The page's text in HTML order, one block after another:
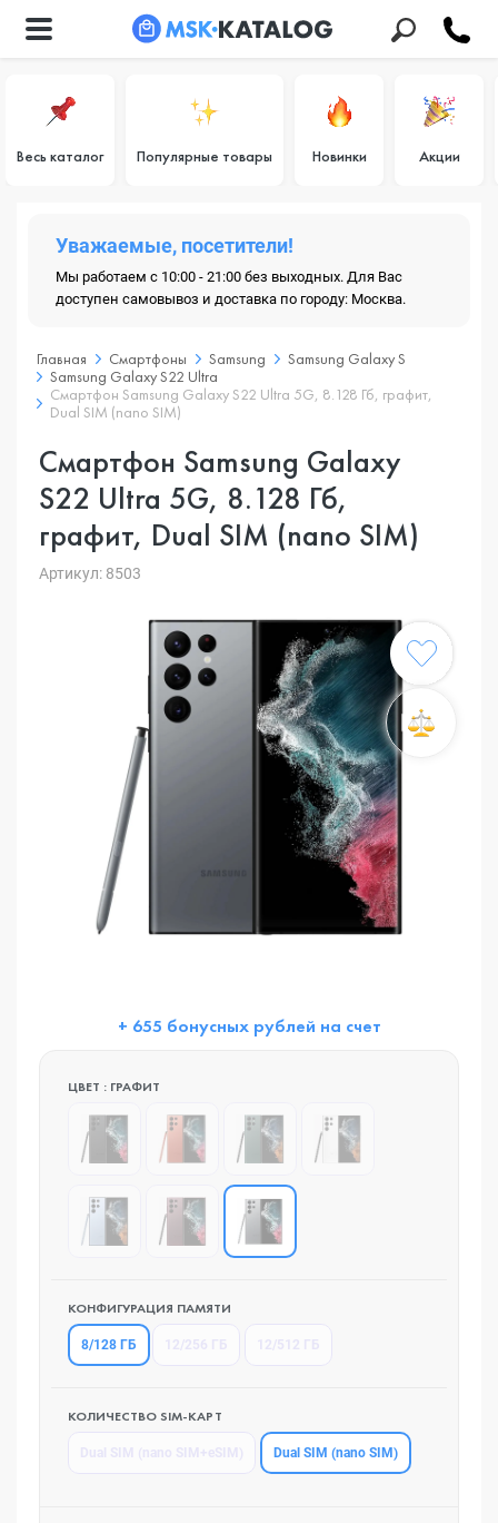
Весь каталог Популярные товары Новинки Акции
Уважаемые, посетители!
Мы работаем с 10:00 - 21:00 без выходных. Для Вас
доступен самовывоз и доставка по городу: Москва.
Главная Смартфоны Samsung
Samsung Galaxy S
Samsung Galaxy S22 Ultra
Смартфон Samsung Galaxy S22 Ultra 5G, 8.128 Гб, графит,
Dual SIM (nano SIM)
Смартфон Samsung Galaxy
S22 Ultra 5G, 8.128 Гб,
графит, Dual SIM (nano SIM)
Артикул: 8503
+ 655 бонусных рублей на счет
ЦВЕТ : ГРАФИТ
КОНФИГУРАЦИЯ ПАМЯТИ
8/128 ГБ
КОЛИЧЕСТВО SIM-КАРТ
Dual SIM (nano SIM)